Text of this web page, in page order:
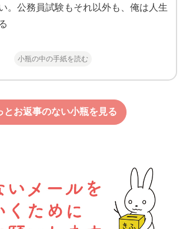
。公務員試験もそれ以外も、俺は人生
小瓶の中の手紙を読む
とお返事のない小瓶を見る